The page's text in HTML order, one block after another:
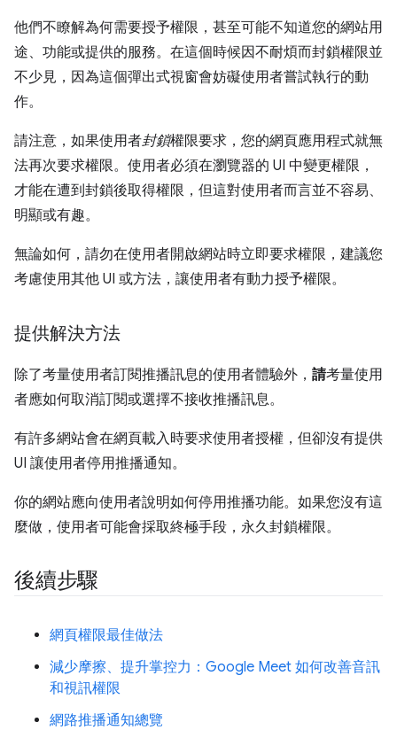
他們不瞭解為何需要授予權限，甚至可能不知道您的網站用
途、功能或提供的服務。在這個時候因不耐煩而封鎖權限並
不少見，因為這個彈出式視窗會妨礙使用者嘗試執行的動
作。
請注意，如果使用者封鎖權限要求，您的網頁應用程式就無
法再次要求權限。使用者必須在瀏覽器的 UI 中變更權限，
才能在遭到封鎖後取得權限，但這對使用者而言並不容易、
明顯或有趣。
無論如何，請勿在使用者開啟網站時立即要求權限，建議您
考慮使用其他 UI 或方法，讓使用者有動力授予權限。
提供解決方法
除了考量使用者訂閱推播訊息的使用者體驗外， 請考量使用
者應如何取消訂閱或選擇不接收推播訊息。
有許多網站會在網頁載入時要求使用者授權，但卻沒有提供
UI 讓使用者停用推播通知。
你的網站應向使用者說明如何停用推播功能。如果您沒有這
麼做，使用者可能會採取終極手段，永久封鎖權限。
後續步驟
網頁權限最佳做法
減少摩擦、提升掌控力：Google Meet 如何改善音訊
和視訊權限
網路推播通知總覽